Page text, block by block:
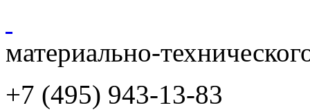
материально-
+7 (495) 943-13-83